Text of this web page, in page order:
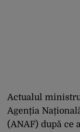
Actualul
Agenția
(ANAF) după ce